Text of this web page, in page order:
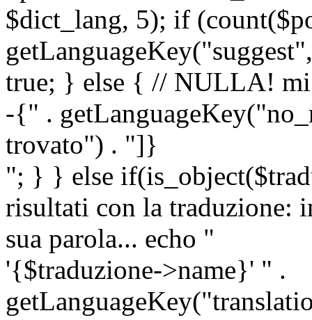
$dict_lang, 5); if
true; } else { // NULLA! mi
-{" .
trovato") . "]}
"; } } else
risultati con la traduzione:
sua parola... echo "
'{$traduzione->name}' " .